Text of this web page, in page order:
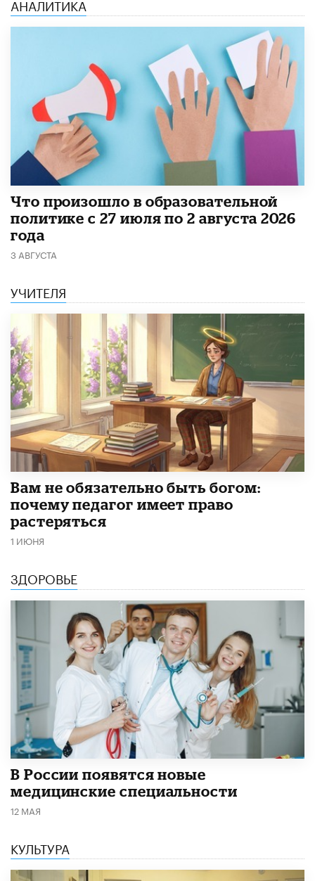
АНАЛИТИКА
​Что произошло в образовательной
политике с 27 июля по 2 августа 2026
года
3 АВГУСТА
УЧИТЕЛЯ
​Вам не обязательно быть богом:
почему педагог имеет право
растеряться
1 ИЮНЯ
ЗДОРОВЬЕ
В России появятся новые
медицинские специальности
12 МАЯ
КУЛЬТУРА